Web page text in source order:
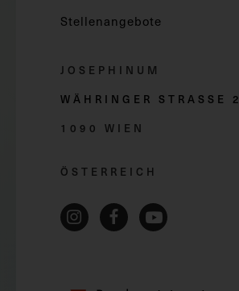
Stellenangebote
JOSEPHINUM
WÄHRINGER STRASSE 2
1090 WIEN
ÖSTERREICH